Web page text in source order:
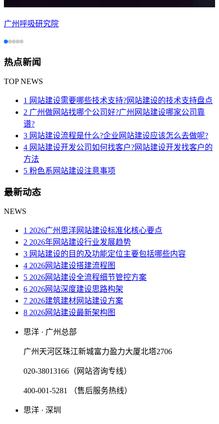
广州呼吸研究院
热点新闻
TOP NEWS
1 网站建设需要哪些技术支持?网站建设的技术支持盘点
2 广州做网站找哪个公司好?广州网站建设哪家公司靠
谱?
3 网站建设流程是什么?企业网站建设应该怎么去做呢?
4 网站建设开发公司如何找客户?网站建设开发找客户的
方法
5 粉色系网站建设注意事项
最新动态
NEWS
1 2026广州思洋网站建设标准化核心要点
2 2026年网站建设行业发展趋势
3 网站建设的目的及功能定位主要包括哪些内容
4 2026网站建设搭建流程图
5 2026网站建设全流程细节管控方案
6 2026网站深度建设思路构架
7 2026建筑建材网站建设方案
8 2026网站建设最新架构图
思洋 · 广州总部
广州天河区珠江新城富力盈力大厦北塔2706
020-38013166（网站咨询专线）
400-001-5281 （售后服务热线）
思洋 · 深圳